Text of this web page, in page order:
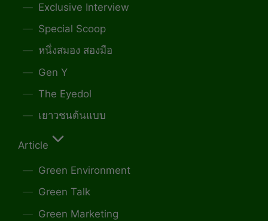
Exclusive Interview
Special Scoop
หนึ่งสมอง สองมือ
Gen Y
The Eyedol
เยาวชนต้นแบบ
Article
Green Environment
Green Talk
Green Marketing